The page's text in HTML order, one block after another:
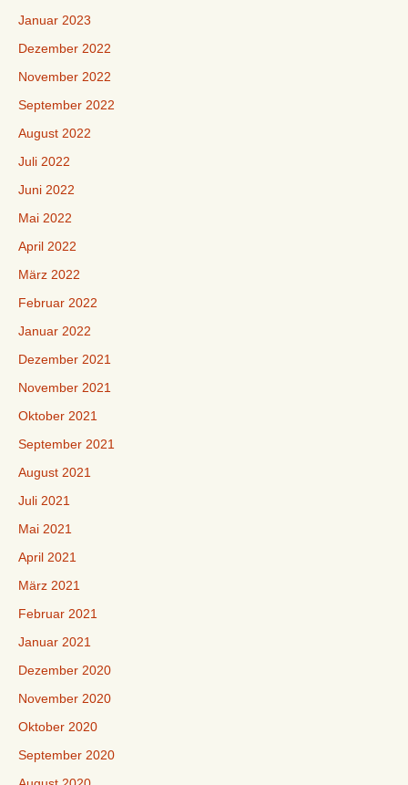
Januar 2023
Dezember 2022
November 2022
September 2022
August 2022
Juli 2022
Juni 2022
Mai 2022
April 2022
März 2022
Februar 2022
Januar 2022
Dezember 2021
November 2021
Oktober 2021
September 2021
August 2021
Juli 2021
Mai 2021
April 2021
März 2021
Februar 2021
Januar 2021
Dezember 2020
November 2020
Oktober 2020
September 2020